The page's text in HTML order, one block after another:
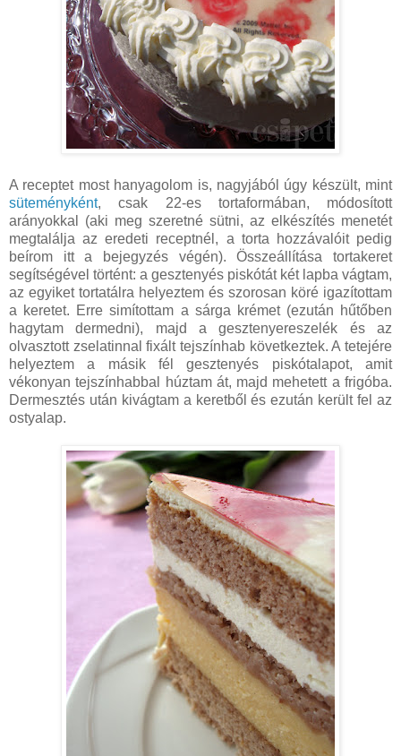
A receptet most hanyagolom is, nagyjából úgy készült, mint
süteményként, csak 22-es tortaformában, módosított
arányokkal (aki meg szeretné sütni, az elkészítés menetét
megtalálja az eredeti receptnél, a torta hozzávalóit pedig
beírom itt a bejegyzés végén). Összeállítása tortakeret
segítségével történt: a gesztenyés piskótát két lapba vágtam,
az egyiket tortatálra helyeztem és szorosan köré igazítottam
a keretet. Erre simítottam a sárga krémet (ezután hűtőben
hagytam dermedni), majd a gesztenyereszelék és az
olvasztott zselatinnal fixált tejszínhab következtek. A tetejére
helyeztem a másik fél gesztenyés piskótalapot, amit
vékonyan tejszínhabbal húztam át, majd mehetett a frigóba.
Dermesztés után kivágtam a keretből és ezután került fel az
ostyalap.